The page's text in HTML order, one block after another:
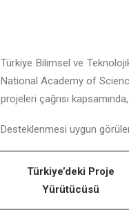
Türkiye Bilimsel ve
National Academy of
projeleri çağrısı
Desteklenmesi uygun
Türkiye’deki Proje
Yürütücüsü